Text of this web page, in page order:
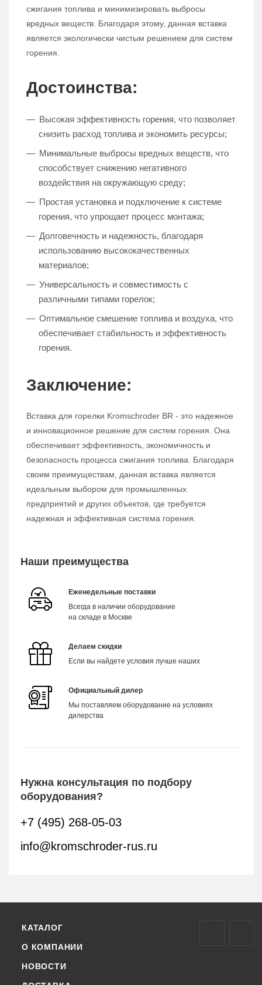
сжигания топлива и минимизировать выбросы
вредных веществ. Благодаря этому, данная вставка
является экологически чистым решением для систем
горения.
Достоинства:
Высокая эффективность горения, что позволяет
снизить расход топлива и экономить ресурсы;
Минимальные выбросы вредных веществ, что
способствует снижению негативного
воздействия на окружающую среду;
Простая установка и подключение к системе
горения, что упрощает процесс монтажа;
Долговечность и надежность, благодаря
использованию высококачественных
материалов;
Универсальность и совместимость с
различными типами горелок;
Оптимальное смешение топлива и воздуха, что
обеспечивает стабильность и эффективность
горения.
Заключение:
Вставка для горелки Kromschroder BR - это надежное
и инновационное решение для систем горения. Она
обеспечивает эффективность, экономичность и
безопасность процесса сжигания топлива. Благодаря
своим преимуществам, данная вставка является
идеальным выбором для промышленных
предприятий и других объектов, где требуется
надежная и эффективная система горения.
Наши преимущества
Еженедельные поставки
Всегда в наличии оборудование
на складе в Москве
Делаем скидки
Если вы найдете условия лучше наших
Официальный дилер
Мы поставляем оборудование на условиях
дилерства
Нужна консультация по подбору
оборудования?
+7 (495) 268-05-03
info@kromschroder-rus.ru
КАТАЛОГ
О КОМПАНИИ
НОВОСТИ